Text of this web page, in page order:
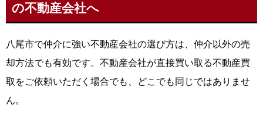
の不動産会社へ
八尾市で仲介に強い不動産会社の選び方は、仲介以外の売
却方法でも有効です。不動産会社が直接買い取る不動産買
取をご依頼いただく場合でも、どこでも同じではありませ
ん。